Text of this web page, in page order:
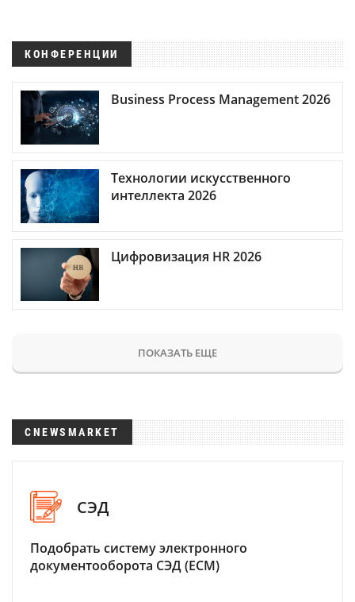
КОНФЕРЕНЦИИ
Business Process Management 2026
Технологии искусственного
интеллекта 2026
Цифровизация HR 2026
ПОКАЗАТЬ ЕЩЕ
CNEWSMARKET
СЭД
Подобрать систему электронного
документооборота СЭД (ECM)